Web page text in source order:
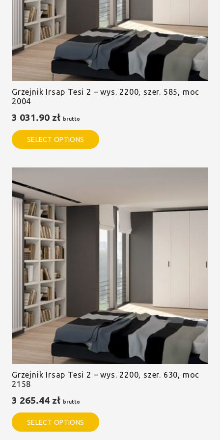
Grzejnik Irsap Tesi 2 – wys. 2200, szer. 585, moc
2004
3 031.90 zł brutto
SELECT OPTIONS
Grzejnik Irsap Tesi 2 – wys. 2200, szer. 630, moc
2158
3 265.44 zł brutto
SELECT OPTIONS